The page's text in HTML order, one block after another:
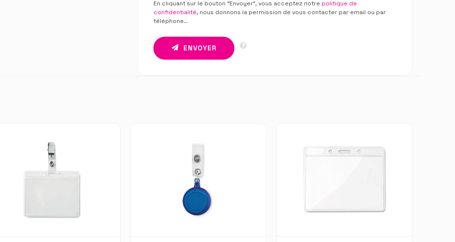
En cliquant sur le bouton “Envoyer”, vous acceptez notre politique de
confidentialité, nous donnons la permission de vous contacter par email ou par
téléphone..
ENVOYER